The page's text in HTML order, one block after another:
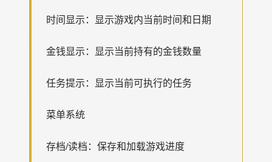
时间显示：显示游戏内当前时间和日期
金钱显示：显示当前持有的金钱数量
任务提示：显示当前可执行的任务
菜单系统
存档/读档：保存和加载游戏进度